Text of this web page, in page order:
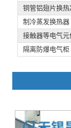
铜管铝翅片换热
制冷蒸发换热器
接触器等电气元
隔离防爆电气柜